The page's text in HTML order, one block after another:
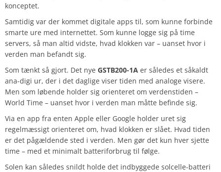
konceptet.
Samtidig var der kommet digitale apps til, som kunne forbinde
smarte ure med internettet. Som kunne logge sig på time
servers, så man altid vidste, hvad klokken var – uanset hvor i
verden man befandt sig.
Som tænkt så gjort. Det nye GSTB200-1A er således et såkaldt
ana-digi ur, der i det daglige viser tiden med analoge visere.
Men som løbende holder sig orienteret om verdenstiden –
World Time – uanset hvor i verden man måtte befinde sig.
Via en app fra enten Apple eller Google holder uret sig
regelmæssigt orienteret om, hvad klokken er slået. Hvad tiden
er det pågældende sted i verden. Men gør det kun hver sjette
time – med et minimalt batteriforbrug til følge.
Solen kan således snildt holde det indbyggede solcelle-batteri